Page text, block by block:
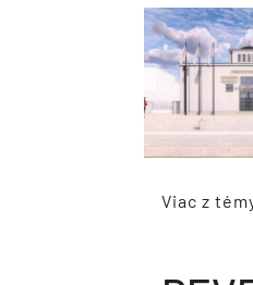
Viac z